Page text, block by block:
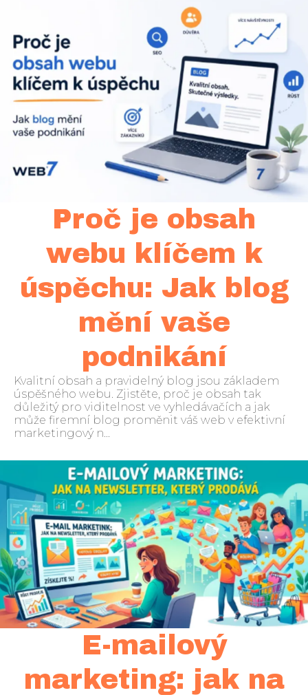
Proč je obsah
webu klíčem k
úspěchu: Jak blog
mění vaše
podnikání
Kvalitní obsah a pravidelný blog jsou základem
úspěšného webu. Zjistěte, proč je obsah tak
důležitý pro viditelnost ve vyhledávačích a jak
může firemní blog proměnit váš web v efektivní
marketingový n...
E-mailový
marketing: jak na